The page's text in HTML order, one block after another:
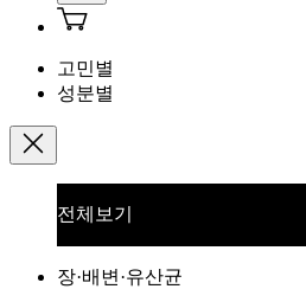
고민별
성분별
전체보기
장·배변·유산균